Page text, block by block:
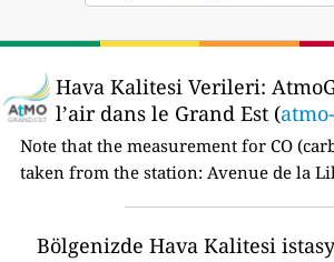
Hava Kalitesi Verileri:
l’air dans le Grand Est (
Note that the measurement for CO
taken from the station: Avenue de la
Bölgenizde Hava Kalitesi